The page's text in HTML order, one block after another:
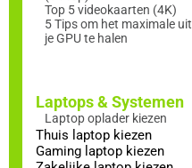
Top 5 videokaarten (4K)
5 Tips om het maximale uit
je GPU te halen
Laptops & Systemen
Laptop oplader kiezen
Thuis laptop kiezen
Gaming laptop kiezen